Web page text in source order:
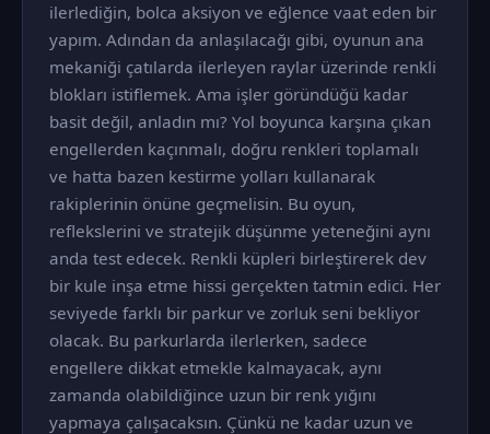
ilerlediğin, bolca aksiyon ve eğlence vaat eden bir
yapım. Adından da anlaşılacağı gibi, oyunun ana
mekaniği çatılarda ilerleyen raylar üzerinde renkli
blokları istiflemek. Ama işler göründüğü kadar
basit değil, anladın mı? Yol boyunca karşına çıkan
engellerden kaçınmalı, doğru renkleri toplamalı
ve hatta bazen kestirme yolları kullanarak
rakiplerinin önüne geçmelisin. Bu oyun,
reflekslerini ve stratejik düşünme yeteneğini aynı
anda test edecek. Renkli küpleri birleştirerek dev
bir kule inşa etme hissi gerçekten tatmin edici. Her
seviyede farklı bir parkur ve zorluk seni bekliyor
olacak. Bu parkurlarda ilerlerken, sadece
engellere dikkat etmekle kalmayacak, aynı
zamanda olabildiğince uzun bir renk yığını
yapmaya çalışacaksın. Çünkü ne kadar uzun ve